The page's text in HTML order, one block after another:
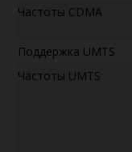
Частоты CDMA
Поддержка UMTS
Частоты UMTS